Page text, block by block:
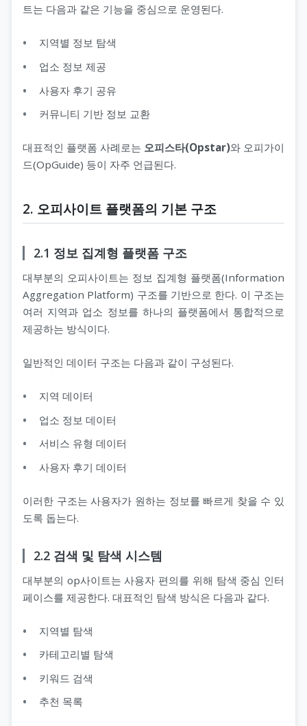
트는 다음과 같은 기능을 중심으로 운영된다.
지역별 정보 탐색
업소 정보 제공
사용자 후기 공유
커뮤니티 기반 정보 교환
대표적인 플랫폼 사례로는 오피스타(Opstar)와 오피가이
드(OpGuide) 등이 자주 언급된다.
2. 오피사이트 플랫폼의 기본 구조
2.1 정보 집계형 플랫폼 구조
대부분의 오피사이트는 정보 집계형 플랫폼(Information
Aggregation Platform) 구조를 기반으로 한다. 이 구조는
여러 지역과 업소 정보를 하나의 플랫폼에서 통합적으로
제공하는 방식이다.
일반적인 데이터 구조는 다음과 같이 구성된다.
지역 데이터
업소 정보 데이터
서비스 유형 데이터
사용자 후기 데이터
이러한 구조는 사용자가 원하는 정보를 빠르게 찾을 수 있
도록 돕는다.
2.2 검색 및 탐색 시스템
대부분의 op사이트는 사용자 편의를 위해 탐색 중심 인터
페이스를 제공한다. 대표적인 탐색 방식은 다음과 같다.
지역별 탐색
카테고리별 탐색
키워드 검색
추천 목록